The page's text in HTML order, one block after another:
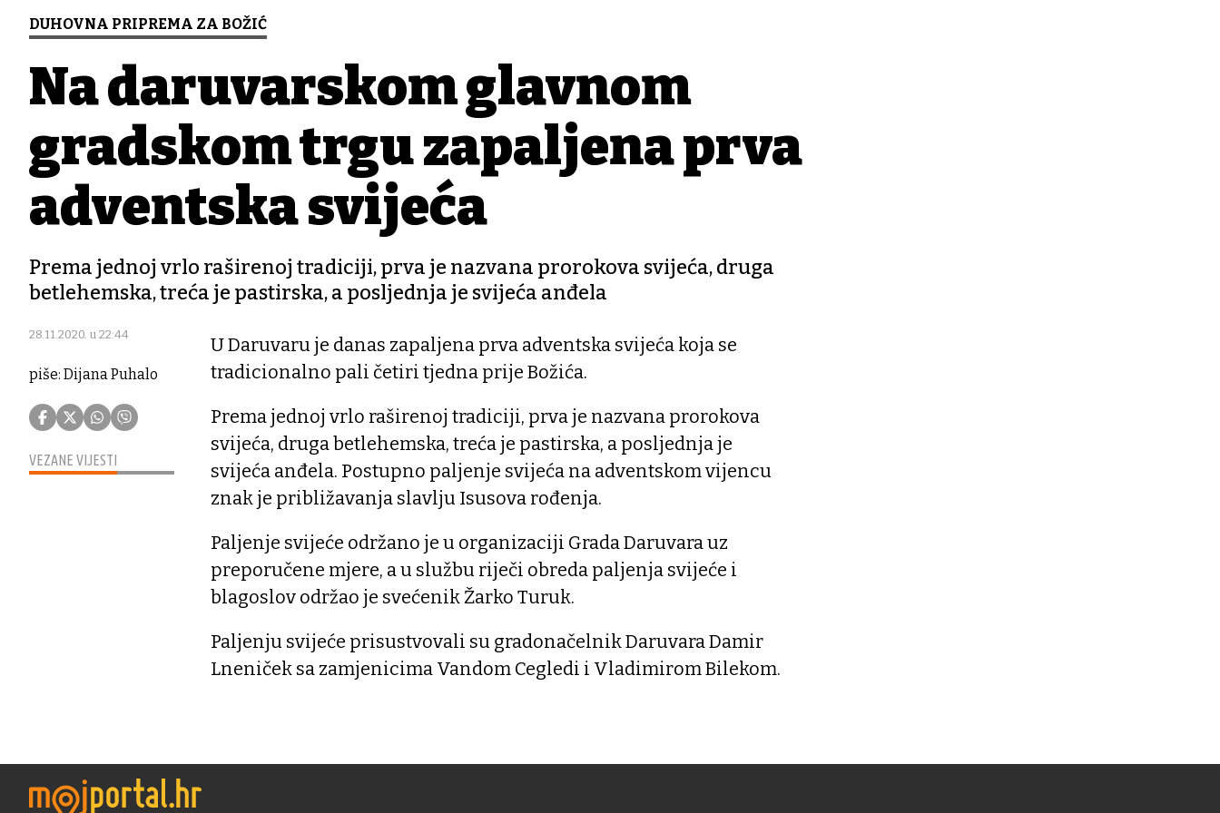
DUHOVNA PRIPREMA ZA BOŽIĆ
Na daruvarskom glavnom
gradskom trgu zapaljena prva
adventska svijeća
Prema jednoj vrlo raširenoj tradiciji, prva je nazvana prorokova svijeća, druga
betlehemska, treća je pastirska, a posljednja je svijeća anđela
28.11.2020. u 22:44
piše: Dijana Puhalo
VEZANE VIJESTI
U Daruvaru je danas zapaljena prva adventska svijeća koja se
tradicionalno pali četiri tjedna prije Božića.
Prema jednoj vrlo raširenoj tradiciji, prva je nazvana prorokova
svijeća, druga betlehemska, treća je pastirska, a posljednja je
svijeća anđela. Postupno paljenje svijeća na adventskom vijencu
znak je približavanja slavlju Isusova rođenja.
Paljenje svijeće održano je u organizaciji Grada Daruvara uz
preporučene mjere, a u službu riječi obreda paljenja svijeće i
blagoslov održao je svećenik Žarko Turuk.
Paljenju svijeće prisustvovali su gradonačelnik Daruvara Damir
Lneniček sa zamjenicima Vandom Cegledi i Vladimirom Bilekom.